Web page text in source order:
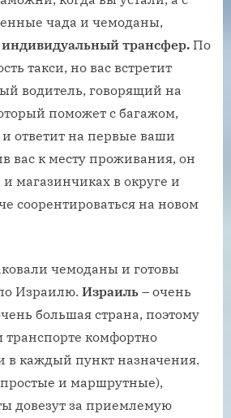
чада и чемоданы,
индивидуальный трансфер. По
такси, но вас встретит
водитель, говорящий на
поможет с багажом,
ответит на первые ваши
вас к месту проживания, он
магазинчиках в округе и
соорентироваться на новом
чемоданы и готовы
Израилю. Израиль – очень
большая страна, поэтому
комфортно
в каждый пункт назначения.
и маршрутные),
довезут за приемлемую